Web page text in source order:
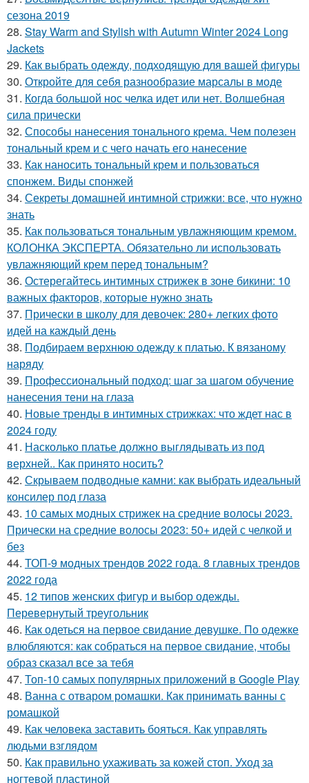
сезона 2019
28. Stay Warm and Stylish with Autumn Winter 2024 Long
Jackets
29. Как выбрать одежду, подходящую для вашей фигуры
30. Откройте для себя разнообразие марсалы в моде
31. Когда большой нос челка идет или нет. Волшебная
сила прически
32. Способы нанесения тонального крема. Чем полезен
тональный крем и с чего начать его нанесение
33. Как наносить тональный крем и пользоваться
спонжем. Виды спонжей
34. Секреты домашней интимной стрижки: все, что нужно
знать
35. Как пользоваться тональным увлажняющим кремом.
КОЛОНКА ЭКСПЕРТА. Обязательно ли использовать
увлажняющий крем перед тональным?
36. Остерегайтесь интимных стрижек в зоне бикини: 10
важных факторов, которые нужно знать
37. Прически в школу для девочек: 280+ легких фото
идей на каждый день
38. Подбираем верхнюю одежду к платью. К вязаному
наряду
39. Профессиональный подход: шаг за шагом обучение
нанесения тени на глаза
40. Новые тренды в интимных стрижках: что ждет нас в
2024 году
41. Насколько платье должно выглядывать из под
верхней.. Как принято носить?
42. Скрываем подводные камни: как выбрать идеальный
консилер под глаза
43. 10 самых модных стрижек на средние волосы 2023.
Прически на средние волосы 2023: 50+ идей с челкой и
без
44. ТОП-9 модных трендов 2022 года. 8 главных трендов
2022 года
45. 12 типов женских фигур и выбор одежды.
Перевернутый треугольник
46. Как одеться на первое свидание девушке. По одежке
влюбляются: как собраться на первое свидание, чтобы
образ сказал все за тебя
47. Топ-10 самых популярных приложений в Google Play
48. Ванна с отваром ромашки. Как принимать ванны с
ромашкой
49. Как человека заставить бояться. Как управлять
людьми взглядом
50. Как правильно ухаживать за кожей стоп. Уход за
ногтевой пластиной